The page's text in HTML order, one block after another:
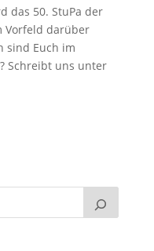
das 50. StuPa der
Vorfeld darüber
sind Euch im
Schreibt uns unter